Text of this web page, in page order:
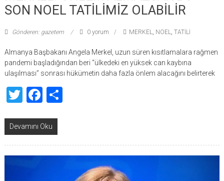
SON NOEL TATİLİMİZ OLABİLİR
Gönderen: gazetem 0 yorum MERKEL NOEL TATİLİ
Almanya Başbakanı Angela Merkel, uzun süren kısıtlamalara rağmen
pandemi başladığından beri “ülkedeki en yüksek can kaybına
ulaşılması” sonrası hükümetin daha fazla önlem alacağını belirterek
TwitterFacebook
Share
Devamını Oku